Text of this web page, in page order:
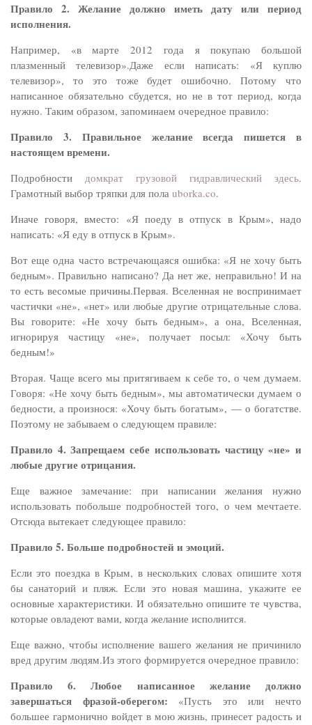
Правило 2. Желание должно иметь дату или период
исполнения.
Например, «в марте 2012 года я покупаю большой
плазменный телевизор».Даже если написать: «Я куплю
телевизор», то это тоже будет ошибочно. Потому что
написанное обязательно сбудется, но не в тот период, когда
нужно. Таким образом, запоминаем очередное правило:
Правило 3. Правильное желание всегда пишется в
настоящем времени.
Подробности домкрат грузовой гидравлический здесь.
Грамотный выбор тряпки для пола uborka.co.
Иначе говоря, вместо: «Я поеду в отпуск в Крым», надо
написать: «Я еду в отпуск в Крым».
Вот еще одна часто встречающаяся ошибка: «Я не хочу быть
бедным». Правильно написано? Да нет же, неправильно! И на
то есть весомые причины.Первая. Вселенная не воспринимает
частички «не», «нет» или любые другие отрицательные слова.
Вы говорите: «Не хочу быть бедным», а она, Вселенная,
игнорируя частицу «не», получает посыл: «Хочу быть
бедным!»
Вторая. Чаще всего мы притягиваем к себе то, о чем думаем.
Говоря: «Не хочу быть бедным», мы автоматически думаем о
бедности, а произнося: «Хочу быть богатым», — о богатстве.
Поэтому не забываем о следующем правиле:
Правило 4. Запрещаем себе использовать частицу «не» и
любые другие отрицания.
Еще важное замечание: при написании желания нужно
использовать побольше подробностей того, о чем мечтаете.
Отсюда вытекает следующее правило:
Правило 5. Больше подробностей и эмоций.
Если это поездка в Крым, в нескольких словах опишите хотя
бы санаторий и пляж. Если это новая машина, укажите ее
основные характеристики. И обязательно опишите те чувства,
которые овладеют вами, когда желание исполнится.
Еще важно, чтобы исполнение вашего желания не причинило
вред другим людям.Из этого формируется очередное правило:
Правило 6. Любое написанное желание должно
завершаться фразой-оберегом: «Пусть это или нечто
большее гармонично войдет в мою жизнь, принесет радость и